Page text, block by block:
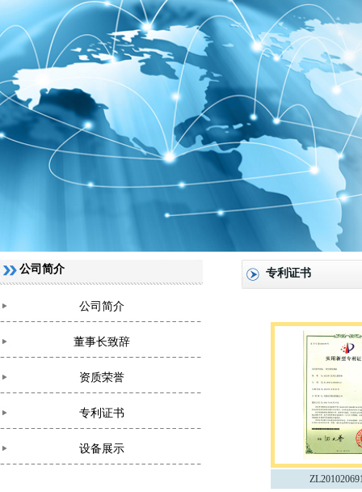
公司简介
公司简介
董事长致辞
资质荣誉
专利证书
设备展示
专利证书